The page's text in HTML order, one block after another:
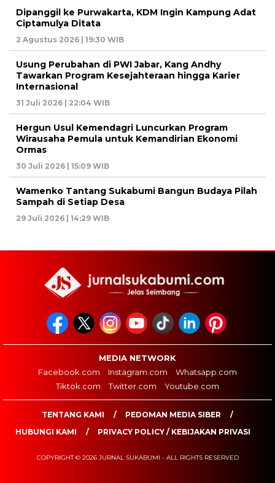
Dipanggil ke Purwakarta, KDM Ingin Kampung Adat
Ciptamulya Ditata
2 Agustus 2026 | 19:30 WIB
Usung Perubahan di PWI Jabar, Kang Andhy
Tawarkan Program Kesejahteraan hingga Karier
Internasional
31 Juli 2026 | 22:04 WIB
Hergun Usul Kemendagri Luncurkan Program
Wirausaha Pemula untuk Kemandirian Ekonomi
Ormas
30 Juli 2026 | 15:09 WIB
Wamenko Tantang Sukabumi Bangun Budaya Pilah
Sampah di Setiap Desa
29 Juli 2026 | 14:29 WIB
MEDIA NETWORK
Facebook.com
Instagram.com
Whatsapp.com
Tiktok.com
Twitter.com Youtube.com
TENTANG KAMI
PEDOMAN MEDIA SIBER
HUBUNGI KAMI
PRIVACY POLICY / KEBIJAKAN PRIVASI
COPYRIGHT © 2026 JURNAL SUKABUMI - ALL RIGHTS RESERVED